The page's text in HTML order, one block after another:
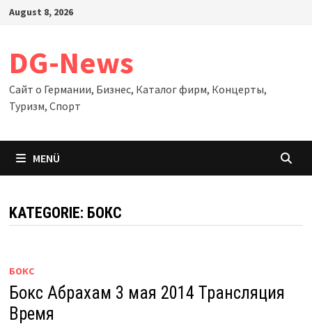
Zum
August 8, 2026
DG-News
Сайт о Германии, Бизнес, Каталог фирм, Концерты,
Туризм, Спорт
MENÜ
KATEGORIE: БОКС
БОКС
Бокс Абрахам 3 мая 2014 Трансляция
Время